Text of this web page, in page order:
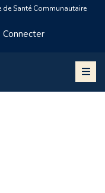
de Santé Communautaire
Connecter